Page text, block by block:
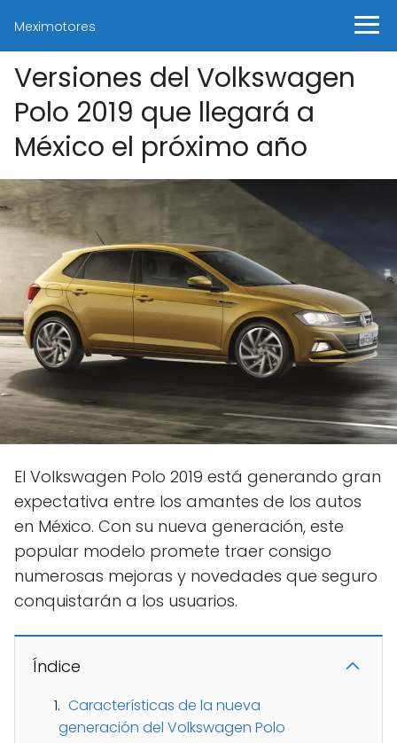
Meximotores
Versiones del Volkswagen
Polo 2019 que llegará a
México el próximo año
El Volkswagen Polo 2019 está generando gran
expectativa entre los amantes de los autos
en México. Con su nueva generación, este
popular modelo promete traer consigo
numerosas mejoras y novedades que seguro
conquistarán a los usuarios.
Índice
Características de la nueva
generación del Volkswagen Polo